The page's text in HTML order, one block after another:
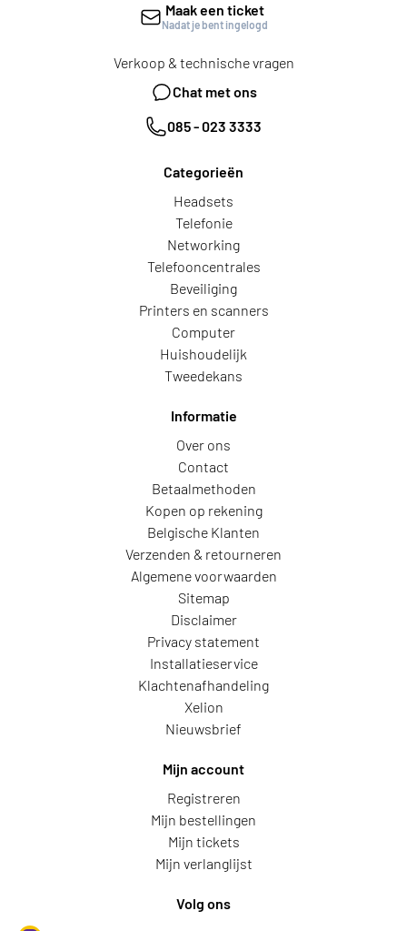
Maak een ticket
Nadat je bent ingelogd
Verkoop & technische vragen
Chat met ons
085 - 023 3333
Categorieën
Headsets
Telefonie
Networking
Telefooncentrales
Beveiliging
Printers en scanners
Computer
Huishoudelijk
Tweedekans
Informatie
Over ons
Contact
Betaalmethoden
Kopen op rekening
Belgische Klanten
Verzenden & retourneren
Algemene voorwaarden
Sitemap
Disclaimer
Privacy statement
Installatieservice
Klachtenafhandeling
Xelion
Nieuwsbrief
Mijn account
Registreren
Mijn bestellingen
Mijn tickets
Mijn verlanglijst
Volg ons